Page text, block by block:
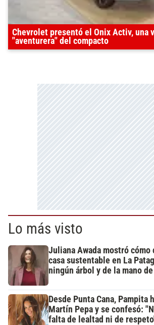
Chevrolet presentó el Onix Activ, una
"aventurera" del compacto
Lo más visto
Juliana Awada mostró cómo
casa sustentable en La
ningún árbol y de la mano
Desde Punta Cana, Pampita
Martín Pepa y se confesó:
falta de lealtad ni de